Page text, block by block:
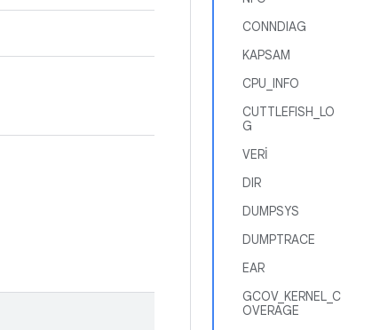
CONNDIAG
KAPSAM
CPU_INFO
CUTTLEFISH_LO
G
VERİ
DIR
DUMPSYS
DUMPTRACE
EAR
GCOV_KERNEL_C
OVERAGE